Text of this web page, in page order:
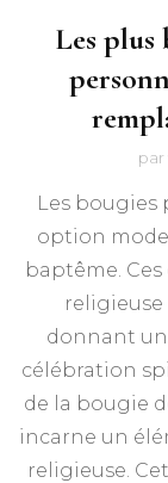
Les plus
par
Les bougies
option
baptême.
donnant
célébration
de la bougie
incarne un
religieuse.